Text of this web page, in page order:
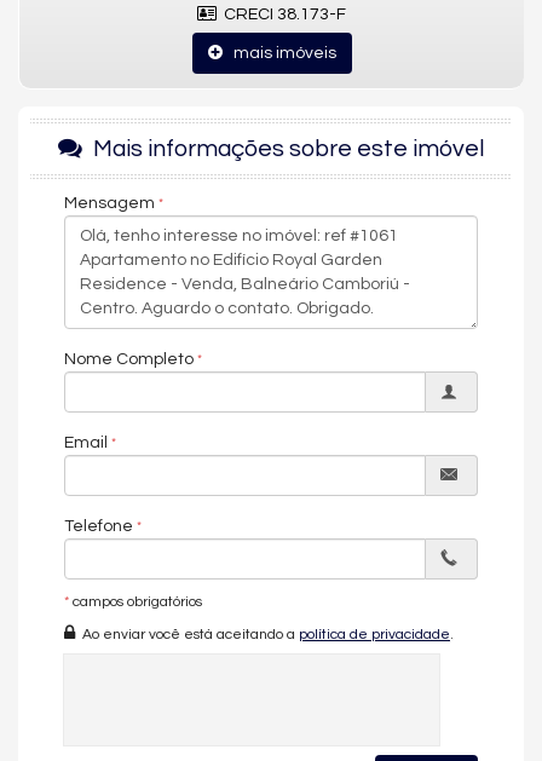
Residence está à venda por R$ 5.500.000,00, no Centro de
Aquecimento de Água
Ar Condicionado
Decorado
Acabamento em Gesso
Móveis Planejados
Aceita Pet
Área de Serviço
Living
Sala de Jantar
Jardim
Lavabo
Salão de Festas
Espaço Gourmet
Medidores Individuais
Portão Eletrônico
Playground
CRECI 38.173-F
mais imóveis
Mais informações sobre este imóvel
Mensagem
Nome Completo
Email
Telefone
* campos obrigatórios
Ao enviar você está aceitando a política de privacidade